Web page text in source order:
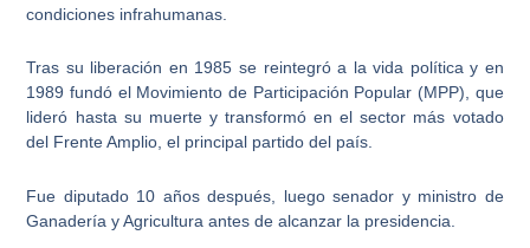
condiciones infrahumanas.
Tras su liberación en 1985 se reintegró a la vida políticay en
1989 fundó el Movimiento de Participación Popular (MPP), que
lideró hasta su muerte y transformó en el sector más votado
del Frente Amplio, el principal partido del país.
Fue diputado 10 años después, luego senador y ministro de
Ganadería y Agricultura antes de alcanzar la presidencia.